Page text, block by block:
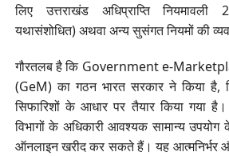
लिए उत्तराखंड अधिप्राप्ति
यथासंशोधित) अथवा अन्य सुसंगत नियमों की
गौरतलब है कि Government e-
(GeM) का गठन भारत सरकार ने किया
सिफारिशों के आधार पर तैयार किया गया
विभागों के अधिकारी आवश्यक सामान्य
ऑनलाइन खरीद कर सकते हैं। यह आत्मनिर्भर